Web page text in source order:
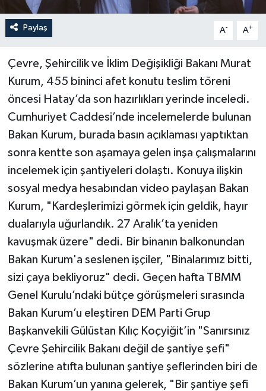
Paylaş A- A+
Çevre, Şehircilik ve İklim Değişikliği Bakanı Murat
Kurum, 455 bininci afet konutu teslim töreni
öncesi Hatay’da son hazırlıkları yerinde inceledi.
Cumhuriyet Caddesi’nde incelemelerde bulunan
Bakan Kurum, burada basın açıklaması yaptıktan
sonra kentte son aşamaya gelen inşa çalışmalarını
incelemek için şantiyeleri dolaştı. Konuya ilişkin
sosyal medya hesabından video paylaşan Bakan
Kurum, "Kardeşlerimizi görmek için geldik, hayır
dualarıyla uğurlandık. 27 Aralık’ta yeniden
kavuşmak üzere" dedi. Bir binanın balkonundan
Bakan Kurum'a seslenen işçiler, "Binalarımız bitti,
sizi çaya bekliyoruz" dedi. Geçen hafta TBMM
Genel Kurulu’ndaki bütçe görüşmeleri sırasında
Bakan Kurum’u eleştiren DEM Parti Grup
Başkanvekili Gülüstan Kılıç Koçyiğit’in "Sanırsınız
Çevre Şehircilik Bakanı değil de şantiye şefi"
sözlerine atıfta bulunan şantiye şeflerinden biri de
Bakan Kurum’un yanına gelerek, "Bir şantiye şefi